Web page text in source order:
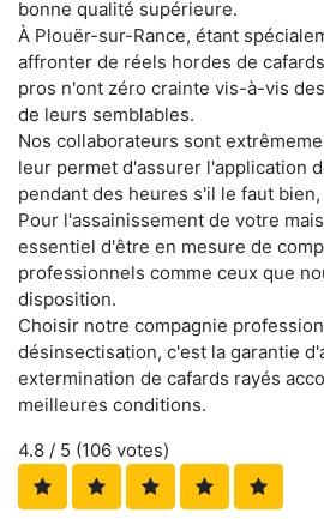
bonne qualité supérieure.
À Plouër-sur-Rance, étant
affronter de réels hordes de
pros n'ont zéro crainte vis-à-vis
de leurs semblables.
Nos collaborateurs sont
leur permet d'assurer l'application
pendant des heures s'il le faut
Pour l'assainissement de votre
essentiel d'être en mesure de
professionnels comme ceux que
disposition.
Choisir notre compagnie
désinsectisation, c'est la garantie
extermination de cafards rayés
meilleures conditions.
4.8 / 5 (106 votes)